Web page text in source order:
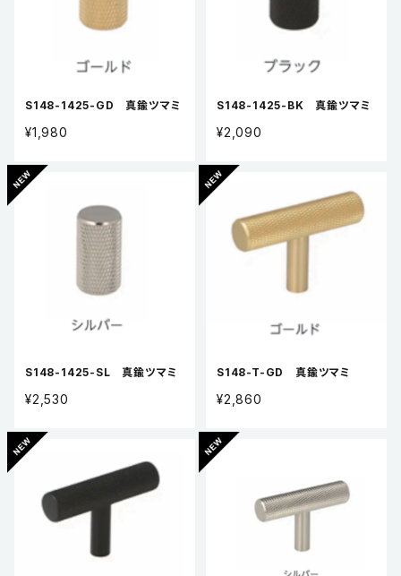
S148-1425-GD 真鍮ツマミ
¥1,980
S148-1425-BK 真鍮ツマミ
¥2,090
S148-1425-SL 真鍮ツマミ
¥2,530
S148-T-GD 真鍮ツマミ
¥2,860